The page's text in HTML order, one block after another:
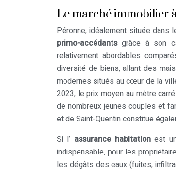
Le marché immobilier
Péronne, idéalement située dans
primo-accédantsgrâce à son
relativement abordables
diversité de biens, allant des
modernes situés au cœur de la
2023, le prix moyen au mètre
de nombreux jeunes couples et
et de Saint-Quentin constitue
Si l’ assurance habitationest
indispensable, pour les
les dégâts des eaux (fuites,